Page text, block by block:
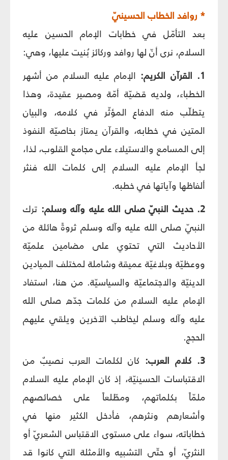
* روافد الخطاب الحسينيّ
بعد التأمّل في خطابات الإمام الحسين عليه
السلام، نرى أنّ لها روافد وركائز بُنيت عليها، وهي:
1. القرآن الكريم:
الإمام عليه السلام من أشهر
الخطباء، ولديه قضيّة أمّة ومصير عقيدة، وهذا
يتطلّب منه الدفاع المؤثّر في كلامه، والبيان
المتين في خطابه، والقرآن يمتاز بخاصيّة النفوذ
إلى المسامع والاستيلاء على مجامع القلوب، لذا،
لجأ الإمام عليه السلام إلى كلمات الله فنثر
ألفاظها وآياتها في خطبه.
2. حديث النبيّ صلى الله عليه وآله وسلم:
ترك
النبيّ صلى الله عليه وآله وسلم ثروةً هائلة من
الأحاديث التي تحتوي على مضامين علميّة
ووعظيّة وبلاغيّة عميقة وشاملة لمختلف الميادين
الدينيّة والاجتماعيّة والسياسيّة. من هنا، استفاد
الإمام عليه السلام من كلمات جدّه صلى الله
عليه وآله وسلم ليخاطب الآخرين ويلقي عليهم
الحجج.
3. كلام العرب:
كان لكلمات العرب نصيبٌ من
الاقتباسات الحسينيّة، إذ كان الإمام عليه السلام
ملمّاً بكلماتهم، ومطّلعاً على خصائصهم
وأشعارهم ونثرهم، فأدخل الكثير منها في
خطاباته، سواء على مستوى الاقتباس الشعريّ أو
النثريّ، أو حتّى التشبيه والأمثلة التي كانوا قد